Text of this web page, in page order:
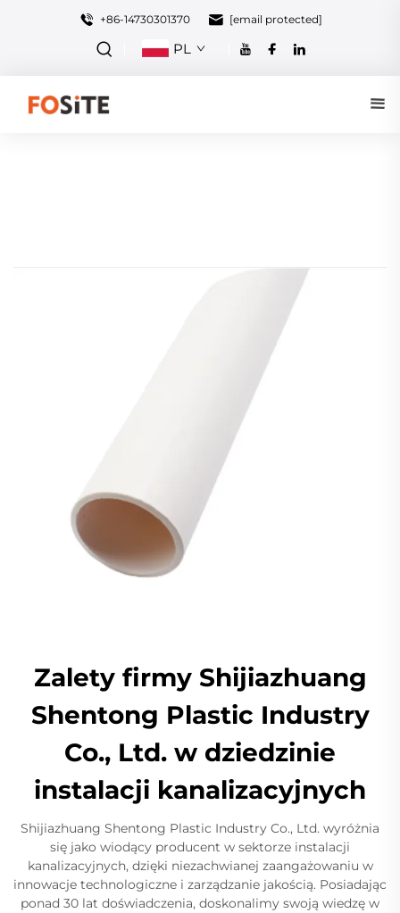
+86-14730301370 [email protected]
PL
Zalety firmy Shijiazhuang
Shentong Plastic Industry
Co., Ltd. w dziedzinie
instalacji kanalizacyjnych
Shijiazhuang Shentong Plastic Industry Co., Ltd. wyróżnia
się jako wiodący producent w sektorze instalacji
kanalizacyjnych, dzięki niezachwianej zaangażowaniu w
innowacje technologiczne i zarządzanie jakością. Posiadając
ponad 30 lat doświadczenia, doskonalimy swoją wiedzę w